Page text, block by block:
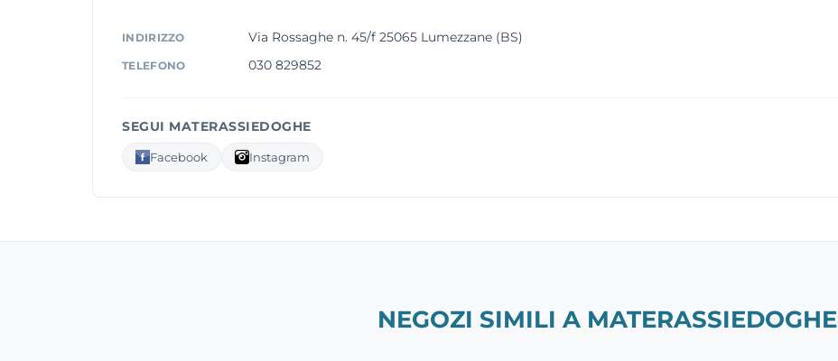
INDIRIZZO Via Rossaghe n. 45/f 25065 Lumezzane (BS)
TELEFONO 030 829852
SEGUI MATERASSIEDOGHE
Facebook Instagram
NEGOZI SIMILI A MATERASSIEDOGHE